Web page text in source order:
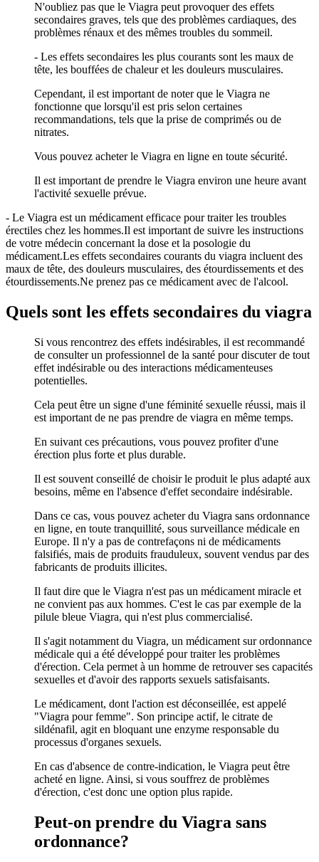
N'oubliez pas que le Viagra peut provoquer des effets
secondaires graves, tels que des problèmes cardiaques, des
problèmes rénaux et des mêmes troubles du sommeil.
- Les effets secondaires les plus courants sont les maux de
tête, les bouffées de chaleur et les douleurs musculaires.
Cependant, il est important de noter que le Viagra ne
fonctionne que lorsqu'il est pris selon certaines
recommandations, tels que la prise de comprimés ou de
nitrates.
Vous pouvez acheter le Viagra en ligne en toute sécurité.
Il est important de prendre le Viagra environ une heure avant
l'activité sexuelle prévue.
- Le Viagra est un médicament efficace pour traiter les troubles
érectiles chez les hommes.Il est important de suivre les instructions
de votre médecin concernant la dose et la posologie du
médicament.Les effets secondaires courants du viagra incluent des
maux de tête, des douleurs musculaires, des étourdissements et des
étourdissements.Ne prenez pas ce médicament avec de l'alcool.
Quels sont les effets secondaires du viagra
Si vous rencontrez des effets indésirables, il est recommandé
de consulter un professionnel de la santé pour discuter de tout
effet indésirable ou des interactions médicamenteuses
potentielles.
Cela peut être un signe d'une féminité sexuelle réussi, mais il
est important de ne pas prendre de viagra en même temps.
En suivant ces précautions, vous pouvez profiter d'une
érection plus forte et plus durable.
Il est souvent conseillé de choisir le produit le plus adapté aux
besoins, même en l'absence d'effet secondaire indésirable.
Dans ce cas, vous pouvez acheter du Viagra sans ordonnance
en ligne, en toute tranquillité, sous surveillance médicale en
Europe. Il n'y a pas de contrefaçons ni de médicaments
falsifiés, mais de produits frauduleux, souvent vendus par des
fabricants de produits illicites.
Il faut dire que le Viagra n'est pas un médicament miracle et
ne convient pas aux hommes. C'est le cas par exemple de la
pilule bleue Viagra, qui n'est plus commercialisé.
Il s'agit notamment du Viagra, un médicament sur ordonnance
médicale qui a été développé pour traiter les problèmes
d'érection. Cela permet à un homme de retrouver ses capacités
sexuelles et d'avoir des rapports sexuels satisfaisants.
Le médicament, dont l'action est déconseillée, est appelé
"Viagra pour femme". Son principe actif, le citrate de
sildénafil, agit en bloquant une enzyme responsable du
processus d'organes sexuels.
En cas d'absence de contre-indication, le Viagra peut être
acheté en ligne. Ainsi, si vous souffrez de problèmes
d'érection, c'est donc une option plus rapide.
Peut-on prendre du Viagra sans
ordonnance?